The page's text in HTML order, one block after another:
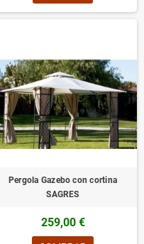
Pergola Gazebo con cortina
SAGRES
259,00 €